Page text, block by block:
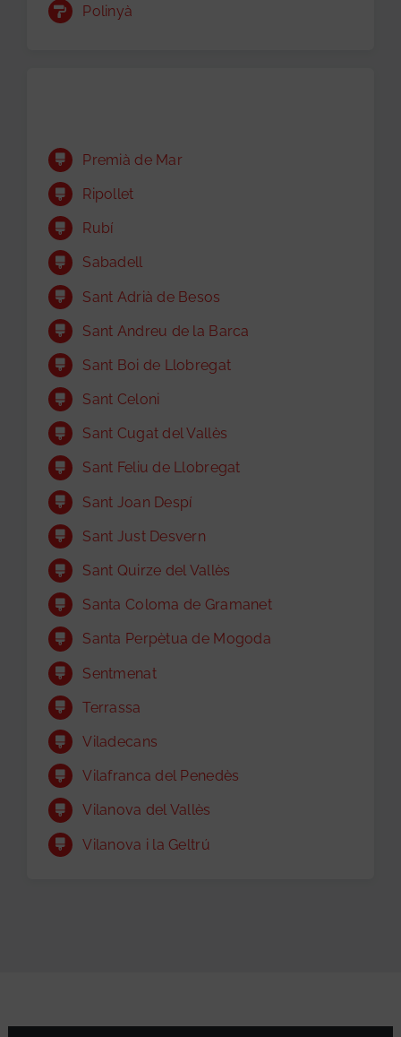
Polinyà
Premià de Mar
Ripollet
Rubí
Sabadell
Sant Adrià de Besos
Sant Andreu de la Barca
Sant Boi de Llobregat
Sant Celoni
Sant Cugat del Vallès
Sant Feliu de Llobregat
Sant Joan Despí
Sant Just Desvern
Sant Quirze del Vallès
Santa Coloma de Gramanet
Santa Perpètua de Mogoda
Sentmenat
Terrassa
Viladecans
Vilafranca del Penedès
Vilanova del Vallès
Vilanova i la Geltrú